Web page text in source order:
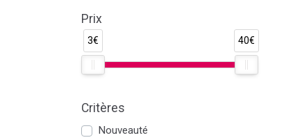
Prix
3€ 40€
Critères
Nouveauté